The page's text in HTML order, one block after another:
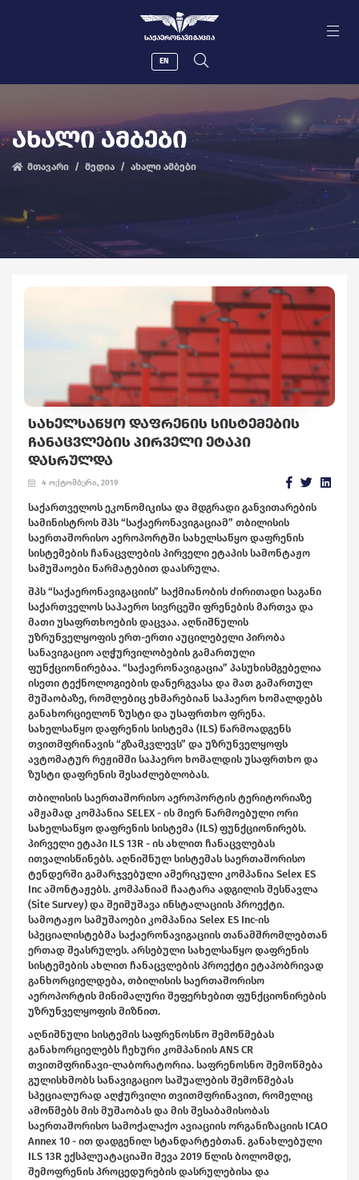
ᲡᲐᲥᲐᲔᲠᲝᲜᲐᲕᲘᲒᲐᲪᲘᲐ
EN
ᲐᲮᲐᲚᲘ ᲐᲛᲑᲔᲑᲘ
მთავარი მედია ახალი ამბები
ᲡᲐᲮᲔᲚᲡᲐᲬᲧᲝ ᲓᲐᲤᲠᲔᲜᲘᲡ ᲡᲘᲡᲢᲔᲛᲔᲑᲘᲡ
ᲩᲐᲜᲐᲪᲕᲚᲔᲑᲘᲡ ᲞᲘᲠᲕᲔᲚᲘ ᲔᲢᲐᲞᲘ
ᲓᲐᲡᲠᲣᲚᲓᲐ
4 ოქტომბერი, 2019
საქართველოს ეკონომიკისა და მდგრადი განვითარების
სამინისტროს შპს “საქაერონავიგაციამ” თბილისის
საერთაშორისო აეროპორტში სახელსაწყო დაფრენის
სისტემების ჩანაცვლების პირველი ეტაპის სამონტაჟო
სამუშაოები წარმატებით დაასრულა.
შპს “საქაერონავიგაციის” საქმიანობის ძირითადი საგანი
საქართველოს საჰაერო სივრცეში ფრენების მართვა და
მათი უსაფრთხოების დაცვაა. აღნიშნულის
უზრუნველყოფის ერთ-ერთი აუცილებელი პირობა
სანავიგაციო აღჭურვილობების გამართული
ფუნქციონირებაა. “საქაერონავიგაცია” პასუხისმგებელია
ისეთი ტექნოლოგიების დანერგვასა და მათ გამართულ
მუშაობაზე, რომლებიც ეხმარებიან საჰაერო ხომალდებს
განახორციელონ ზუსტი და უსაფრთხო ფრენა.
სახელსაწყო დაფრენის სისტემა (ILS) წარმოადგენს
თვითმფრინავის “გზამკვლევს” და უზრუნველყოფს
ავტომატურ რეჟიმში საჰაერო ხომალდის უსაფრთხო და
ზუსტი დაფრენის შესაძლებლობას.
თბილისის საერთაშორისო აეროპორტის ტერიტორიაზე
ამჟამად კომპანია SELEX - ის მიერ წარმოებული ორი
სახელსაწყო დაფრენის სისტემა (ILS) ფუნქციონირებს.
პირველი ეტაპი ILS 13R - ის ახლით ჩანაცვლებას
ითვალისწინებს. აღნიშნულ სისტემას საერთაშორისო
ტენდერში გამარჯვებული ამერიკული კომპანია Selex ES
Inc ამონტაჟებს. კომპანიამ ჩაატარა ადგილის შესწავლა
(Site Survey) და შეიმუშავა ინსტალაციის პროექტი.
სამოტაჟო სამუშაოები კომპანია Selex ES Inc-ის
სპეციალისტებმა საქაერონავიგაციის თანამშრომლებთან
ერთად შეასრულეს. არსებული სახელსაწყო დაფრენის
სისტემების ახლით ჩანაცვლების პროექტი ეტაპობრივად
განხორციელდება, თბილისის საერთაშორისო
აეროპორტის მინიმალური შეფერხებით ფუნქციონირების
უზრუნველყოფის მიზნით.
აღნიშნული სისტემის საფრენოსნო შემოწმებას
განახორციელებს ჩეხური კომპანიის ANS CR
თვითმფრინავი-ლაბორატორია. საფრენოსნო შემოწმება
გულისხმობს სანავიგაციო საშუალების შემოწმებას
სპეციალურად აღჭურვილი თვითმფრინავით, რომელიც
ამოწმებს მის მუშაობას და მის შესაბამისობას
საერთაშორისო სამოქალაქო ავიაციის ორგანიზაციის ICAO
Annex 10 - ით დადგენილ სტანდარტებთან. განახლებული
ILS 13R ექსპლუატაციაში შევა 2019 წლის ბოლომდე,
შემოფრენის პროცედურების დასრულებისა და